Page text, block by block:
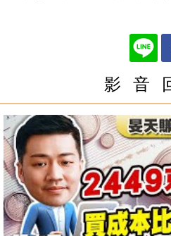
影 音